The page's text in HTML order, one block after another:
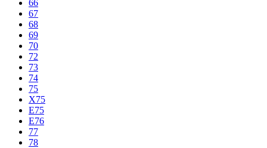
66
67
68
69
70
72
73
74
75
X75
E75
E76
77
78